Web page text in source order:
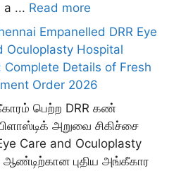
a ... Read more
Empanelled DRR Eye
Oculoplasty Hospital
Complete Details of Fresh
Order 2026
பெற்ற DRR கண்
அறுவை சிகிச்சை
Care and Oculoplasty
புதிய அங்கீகார